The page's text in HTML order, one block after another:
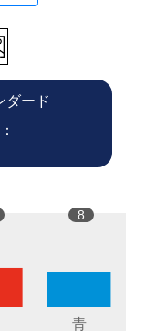
ダード
8